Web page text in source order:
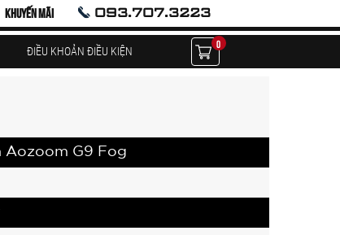
KHUYẾN MÃI 093.707.3223
ĐIỀU KHOẢN ĐIỀU KIỆN
0
Aozoom G9 Fog